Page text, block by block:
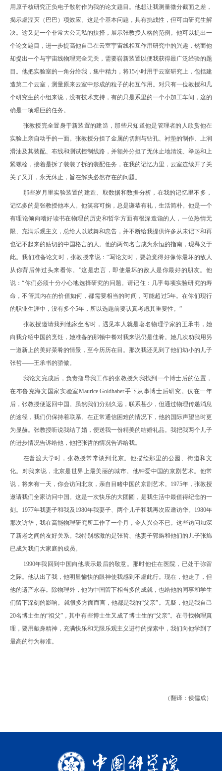
用原子核研究正负电子散射作为我的论文题目。他想让我测量微分截面之差，
揭示虚湮灭（巴巴）项效应。这是个基本问题，具有挑战性，但可由研究生解
决。这又是一个非常大公无私的抉择，展示张教授人格的范例。他可以提出一
个论文题目，进一步提高他自己在云室宇宙线相互作用研究中的兴趣，然而他
却提出一个与宇宙线物理完全无关，需要崭新装置以便我获得最广泛经验的题
目。他把实验室的一角分给我，集中精力，将15小时用于云室研究上，包括建
造第二个云室，测量原来云室中形成的粒子的相互作用。对只有一位教授和几
个研究生的小组来说，没有技术支持，有的只是系里的一个小加工车间，这的
确是一项艰巨的任务。
张教授完全置身于新装置的建造，那些只知道他是管理者的人欣赏他在
实验上亲自动手的一面。张教授分担了金属的切割与钻孔、衬垫的制作、上润
滑油及其装配、布线和测试控制线路，并额外分担了无休止地清洗、举起和上
紧螺栓，接着是拆了装装了拆的装配任务，在我的记忆力里，云室连续开了关
关了又开，永无休止，旨在解决必然存在的问题。
那些岁月里实验装置的建造、取数据和数据分析，在我的记忆里不多，
记忆多的是张教授他本人。他笑容可掬，总是谦恭有礼，生活简朴。他是一个
有理论倾向嗜好读书在物理的历史和哲学方面有很深造诣的人，一位热情无
限、充满乐观主义，总给人以鼓舞和忠告，并不断给我提供许多从未记下和再
也记不起来的贴切的中国格言的人。他的两句名言成为永恒的指南，现释义于
此。我们准备论文时，张教授常说：“写论文时，要总觉得好像你最坏的敌人
从你背后伸过头来看你。”这是忠言，即使最坏的敌人是你最好的朋友。他
说：“你们必须十分小心地选择研究的问题。请记住：几乎每项实验研究的寿
命，不管其内在的价值如何，都需要相当的时间，可能超过5年。在你们现行
的职业生涯中，没有多个5年，所以选题前要认真考虑其重要性。”
张教授邀请我到他家坐客时，遇见本人就是著名物理学家的王承书，她
向我介绍中国的烹饪，她准备的那顿中餐对我来说仍是佳肴。她几次劝我用另
一道新上的美好菜肴的情景，至今历历在目。那次我还见到了他们幼小的儿子
张哲——王承书的骄傲。
我论文完成后，负责指导我工作的张教授为我找到一个博士后的位置，
在布鲁克海文国家实验室Maurice Goldhaber手下从事博士后研究。仅在一年
后，张教授便返回中国。虽然我们分别久远，联系甚少，但通过物理传递消息
的途径，我们仍保持着联系。在正常通信困难的情况下，他的国际声望当时更
为显赫。张教授听说我结了婚，便送我一份精美的结婚礼品。我把我两个儿子
的进步情况告诉给他，他把张哲的情况告诉给我。
在普渡大学时，张教授常常谈到北京。他描绘那里的公园、街道和文
化。对我来说，北京是世界上最美丽的城市。 他钟爱中国的京剧艺术。他常
说，将来有一天，你会访问北京，亲自目睹中国的京剧艺术。 1975年，张教授
邀请我们全家访问中国。这是一次快乐的大团圆，是我生活中最值得纪念的一
刻。 1977年我妻子和我及 1980年我妻子、两个儿子和我再次应邀访华。 1980年
那次访华，我在高能物理研究所工作了一个月，令人兴奋不已。这些访问加深
了新老之间的友好关系。我特别感激的是张哲、他妻子郭旃和他们的儿子张旆
已成为我们大家庭的成员。
1990年我回到中国向他表示最后的敬意。那时他住在医院，已处于弥留
之际。他认出了我，他明显愉快的眼神使我感到不虚此行。现在，他走了，但
他的遗产永存。除物理外，他为中国留下相当多的成就，也给他的同事和学生
们留下深刻的影响。就很多方面而言，他都是我的“父亲”。无疑，他是我自己
20名博士生的“祖父”，其中有些博士生又成了博士生的“父亲”。在寻找物理真
理，要用献身精神，充满快乐和无限乐观主义进行的探索中，我们向他学到了
最高的行为标准。
（翻译：侯儒成）